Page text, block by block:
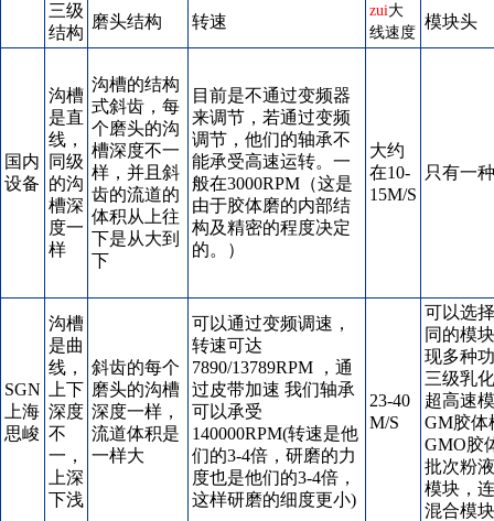
三级
结构
磨头结构 转速
zui大
线速度
模块头
国内
设备
沟槽
是直
线，
同级
的沟
槽深
度一
样
沟槽的结构
式斜齿，每
个磨头的沟
槽深度不一
样，并且斜
齿的流道的
体积从上往
下是从大到
下
目前是不通过变频器
来调节，若通过变频
调节，他们的轴承不
能承受高速运转。一
般在3000RPM（这是
由于胶体磨的内部结
构及精密的程度决定
的。）
大约
在10-
15M/S
只有一
SGN
上海
思峻
沟槽
是曲
线，
上下
深度
不
一，
上深
下浅
斜齿的每个
磨头的沟槽
深度一样，
流道体积是
一样大
可以通过变频调速，
转速可达
7890/13789RPM ，通
过皮带加速 我们轴承
可以承受
140000RPM(转速是他
们的3-4倍，研磨的力
度也是他们的3-4倍，
这样研磨的细度更小)
23-40
M/S
可以选
同的模
现多种
三级乳
超高速
GM胶体
GMO胶
批次粉
模块，
混合模块